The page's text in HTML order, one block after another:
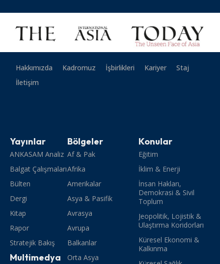
Hakkımızda Kadromuz İşbirlikleri Kariyer
Staj
İletişim
Yayınlar
ANKASAM Analiz
Balgat Çalışmaları
Bülten
Dergi
Kitap
Rapor
Stratejik Bakış
Multimedya
Bölgeler
Af & Pak
Afrika
Amerikalar
Asya & Pasifik
Avrasya
Avrupa
Balkanlar
Orta Asya
Konular
Eğitim
İklim & Enerji
İnsan Hakları,
Demokrasi & Sivil
Toplum
Jeopolitik, Lojistik &
Ulaştırma Koridorları
Küresel Ekonomi &
Kalkınma